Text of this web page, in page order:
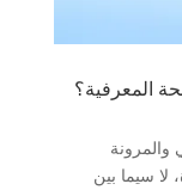
المعرفية؟
والمرونة
سيما بين